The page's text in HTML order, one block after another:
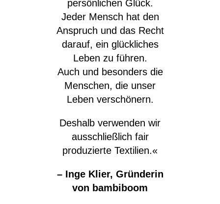
persönlichen Glück.
Jeder Mensch hat den
Anspruch und das Recht
darauf, ein glückliches
Leben zu führen.
Auch und besonders die
Menschen, die unser
Leben verschönern.
Deshalb verwenden wir
ausschließlich fair
produzierte Textilien.«
– Inge Klier, Gründerin
von bambiboom